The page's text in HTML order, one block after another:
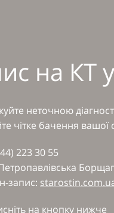
на КТ
неточною
чітке бачення вашої
223 30 55
запис:
на кнопку нижче